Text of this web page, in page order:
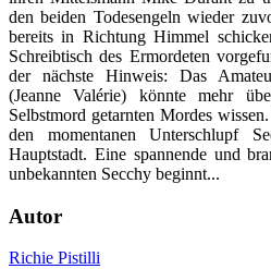
den beiden Todesengeln wieder
bereits in Richtung Himmel
Schreibtisch des Ermordeten
der nächste Hinweis: Das
(Jeanne Valérie) könnte mehr
Selbstmord getarnten Mordes
den momentanen Unterschlupf
Hauptstadt. Eine spannende und
unbekannten Secchy beginnt...
Autor
Richie Pistilli